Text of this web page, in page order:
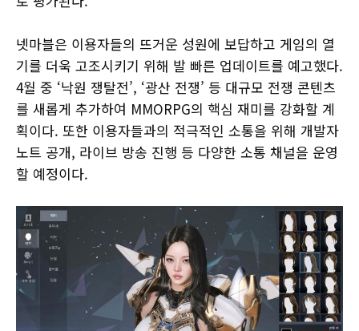
넷마블은 이용자들의 뜨거운 성원에 보답하고 게임의 열
기를 더욱 고조시키기 위해 발 빠른 업데이트를 예고했다.
4월 중 ‘낙원 쟁탈전’, ‘광산 전쟁’ 등 대규모 전쟁 콘텐츠
를 새롭게 추가하여 MMORPG의 핵심 재미를 강화할 계
획이다. 또한 이용자들과의 적극적인 소통을 위해 개발자
노트 공개, 라이브 방송 진행 등 다양한 소통 채널을 운영
할 예정이다.